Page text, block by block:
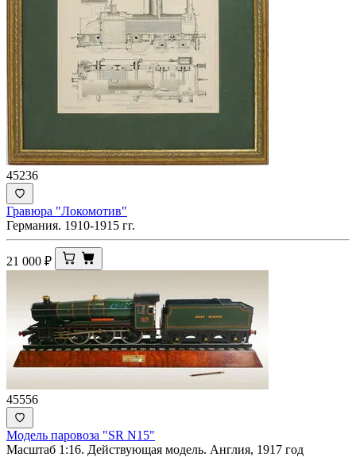
45236
Гравюра "Локомотив"
Германия. 1910-1915 гг.
21 000 ₽
45556
Модель паровоза "SR N15"
Масштаб 1:16. Действующая модель. Англия, 1917 год